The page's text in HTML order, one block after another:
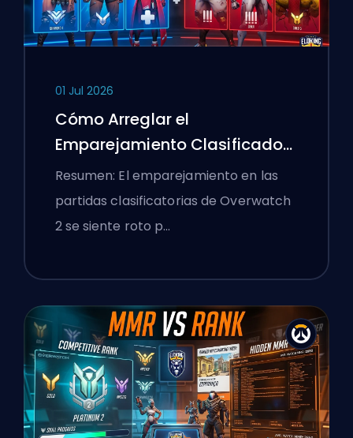
01 Jul 2026
Cómo Arreglar el
Emparejamiento Clasificado
de Overwatch 2 y los Lobbies
Aplastantes
Resumen: El emparejamiento en las
partidas clasificatorias de Overwatch
2 se siente roto p…